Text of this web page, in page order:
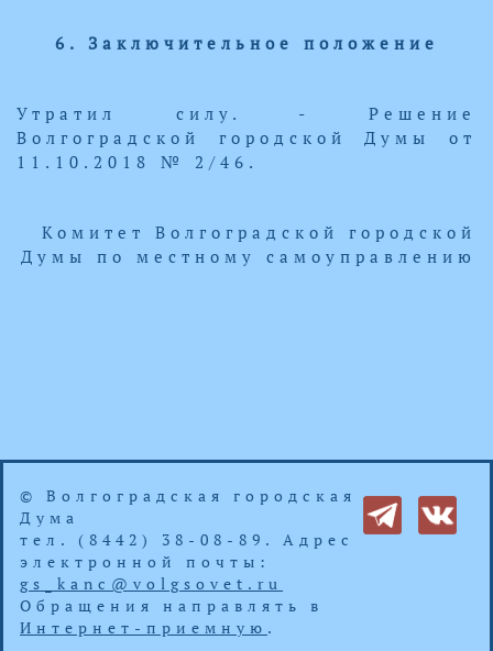
6. Заключительное положение
Утратил силу. - Решение
Волгоградской городской Думы от
11.10.2018 № 2/46.
Комитет Волгоградской городской
Думы по местному самоуправлению
© Волгоградская городская
Дума
тел. (8442) 38-08-89. Адрес
электронной почты:
gs_kanc@volgsovet.ru
Обращения направлять в
Интернет-приемную .